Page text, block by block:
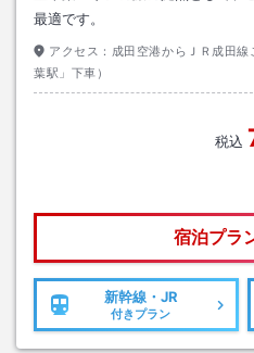
最適です。
アクセス： 成田空港からＪＲ成田
葉駅」下車）
税込
宿泊プラ
新幹線・JR
付きプラン